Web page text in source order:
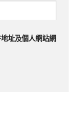
址及個人網站網